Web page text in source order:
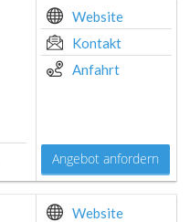
Website
Kontakt
Anfahrt
Angebot anfordern
Website